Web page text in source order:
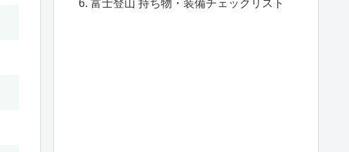
富士登山 持ち物・装備チェックリスト